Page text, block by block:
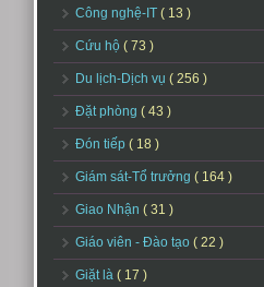
Công nghệ-IT ( 13 )
Cứu hộ ( 73 )
Du lịch-Dịch vụ ( 256 )
Đặt phòng ( 43 )
Đón tiếp ( 18 )
Giám sát-Tổ trưởng ( 164 )
Giao Nhận ( 31 )
Giáo viên - Đào tạo ( 22 )
Giặt là ( 17 )